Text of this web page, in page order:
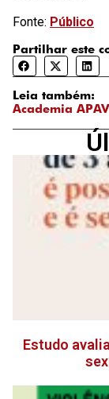
Fonte: Público
Partilhar este
Leia também:
Academia
Estudo